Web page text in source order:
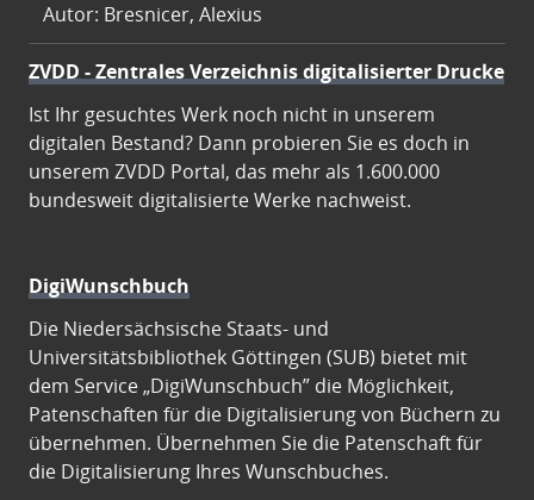
Autor: Bresnicer, Alexius
ZVDD - Zentrales Verzeichnis digitalisierter Drucke
Ist Ihr gesuchtes Werk noch nicht in unserem
digitalen Bestand? Dann probieren Sie es doch in
unserem ZVDD Portal, das mehr als 1.600.000
bundesweit digitalisierte Werke nachweist.
DigiWunschbuch
Die Niedersächsische Staats- und
Universitätsbibliothek Göttingen (SUB) bietet mit
dem Service „DigiWunschbuch” die Möglichkeit,
Patenschaften für die Digitalisierung von Büchern zu
übernehmen. Übernehmen Sie die Patenschaft für
die Digitalisierung Ihres Wunschbuches.